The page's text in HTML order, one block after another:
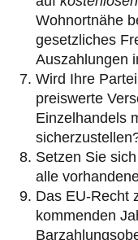
Wohnortnähe
gesetzliches
Auszahlungen
Wird Ihre
preiswerte
Einzelhandels
Setzen Sie
alle
Das EU-Recht
kommenden